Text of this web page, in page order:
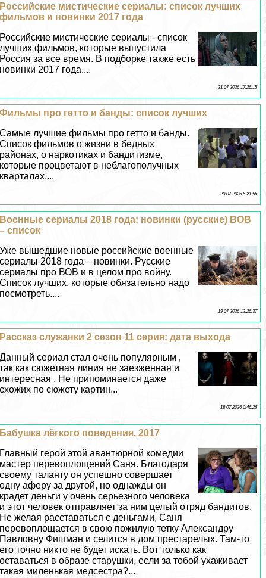
Российские мистические сериалы: список лучших
фильмов и новинки 2017 года
Российские мистические сериалы - список
лучших фильмов, которые выпустила
Россия за все время. В подборке также есть
новинки 2017 года....
21 07 2026 17:26:15
Фильмы про гетто и банды: список лучших
Самые лучшие фильмы про гетто и банды.
Список фильмов о жизни в бедных
районах, о наркотиках и бандитизме,
которые процветают в нeблагополучных
кварталах....
20 07 2026 5:21:56
Военные сериалы 2018 года: новинки (русские) ВОВ
– список
Уже вышедшие новые российские военные
сериалы 2018 года – новинки. Русские
сериалы про ВОВ и в целом про войну.
Список лучших, которые обязательно надо
посмотреть....
19 07 2026 12:26:37
Рассказ служанки 2 сезон 11 серия: дата выхода
Данный сериал стал очень популярным ,
так как сюжетная линия не заезженная и
интересная , Не припоминается даже
схожих по сюжету картин...
18 07 2026 0:46:26
Бабушка лёгкого поведения, 2017
Главный герой этой авантюрной комедии
мастер перевоплощений Саня. Благодаря
своему таланту он успешно совершает
одну аферу за другой, но однажды он
крадет деньги у очень серьезного человека
и этот человек отправляет за ним целый отряд бандитов.
Не желая расставаться с деньгами, Саня
перевоплощается в свою пожилую тетку Александру
Павловну Фишман и селится в дом престарелых. Там-то
его точно никто не будет искать. Вот только как
оставаться в образе старушки, если за тобой ухаживает
такая миленькая медсестра?...